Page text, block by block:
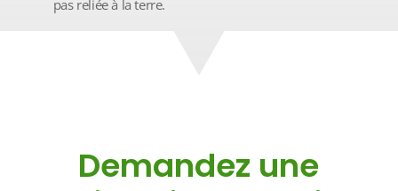
pas reliée à la terre.
Demandez une